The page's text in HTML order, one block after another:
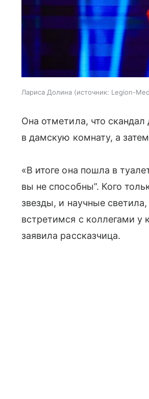
Лариса Долина источник: Legion-
Она отметила, что
в дамскую комнату, а
«В итоге она пошла в
вы не способны”. Кого
звезды, и научные
встретимся с коллегами у
заявила рассказчица.